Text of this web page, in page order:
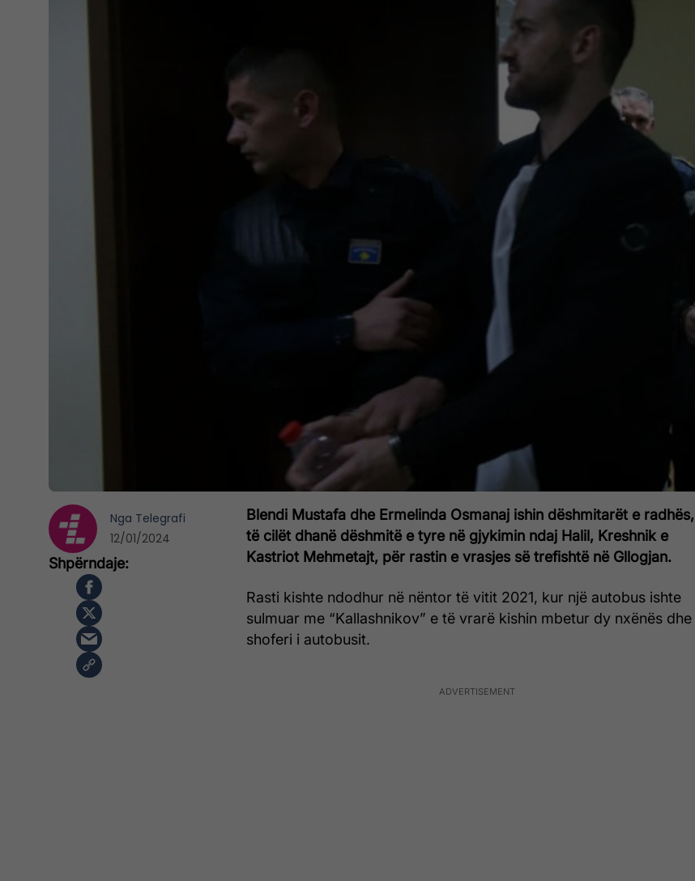
Blendi Mustafa dhe Ermelinda Osmanaj ishin dëshmitarët e radhës,
të cilët dhanë dëshmitë e tyre në gjykimin ndaj Halil, Kreshnik e
Kastriot Mehmetajt, për rastin e vrasjes së trefishtë në Gllogjan.
Rasti kishte ndodhur në nëntor të vitit 2021, kur një autobus ishte
sulmuar me “Kallashnikov” e të vrarë kishin mbetur dy nxënës dhe
shoferi i autobusit.
Nga Telegrafi
12/01/2024